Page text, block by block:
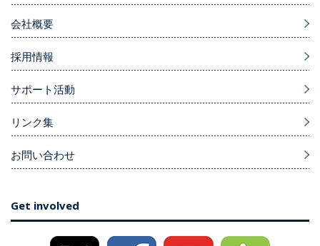
会社概要
採用情報
サポート活動
リンク集
お問い合わせ
Get involved